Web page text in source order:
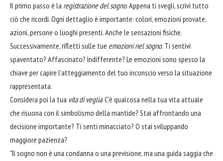
Il primo passo è la registrazione del sogno. Appena ti svegli, scrivi tutto
ciò che ricordi. Ogni dettaglio è importante: colori, emozioni provate,
azioni, persone o luoghi presenti. Anche le sensazioni fisiche.
Successivamente, rifletti sulle tue emozioni nel sogno. Ti sentivi
spaventato? Affascinato? Indifferente? Le emozioni sono spesso la
chiave per capire l'atteggiamento del tuo inconscio verso la situazione
rappresentata.
Considera poi la tua vita di veglia. C'è qualcosa nella tua vita attuale
che risuona con il simbolismo della mantide? Stai affrontando una
decisione importante? Ti senti minacciato? O stai sviluppando
maggiore pazienza?
"Il sogno non è una condanna o una previsione, ma una guida saggia che